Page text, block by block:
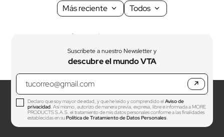
Más reciente Todos
Cargando comentarios…
Suscríbete a nuestro Newsletter y
descubre el mundo VTA
↗
Declaro que soy mayor de edad, y que he leído y comprendido elAviso de
privacidad. Así mismo, autorizo de manera previa, expresa, libre e informada a MORE
PRODUCTS S.A.S. el tratamiento de mis datos personales conforme a las finalidades
establecidas en suPolítica de Tratamiento de Datos Personales.